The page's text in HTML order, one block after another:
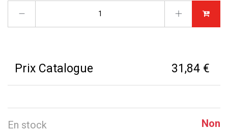
Prix Catalogue 31,84 €
En stock Non